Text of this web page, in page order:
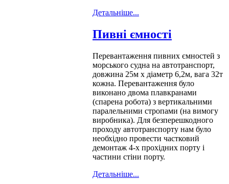
Детальніше...
Пивні ємності
Перевантаження пивних ємностей з
морського судна на автотранспорт,
довжина 25м х діаметр 6,2м, вага 32т
кожна. Перевантаження було
виконано двома плавкранами
(спарена робота) з вертикальними
паралельними стропами (на вимогу
виробника). Для безперешкодного
проходу автотранспорту нам було
необхідно провести частковий
демонтаж 4-х прохідних порту і
частини стіни порту.
Детальніше...